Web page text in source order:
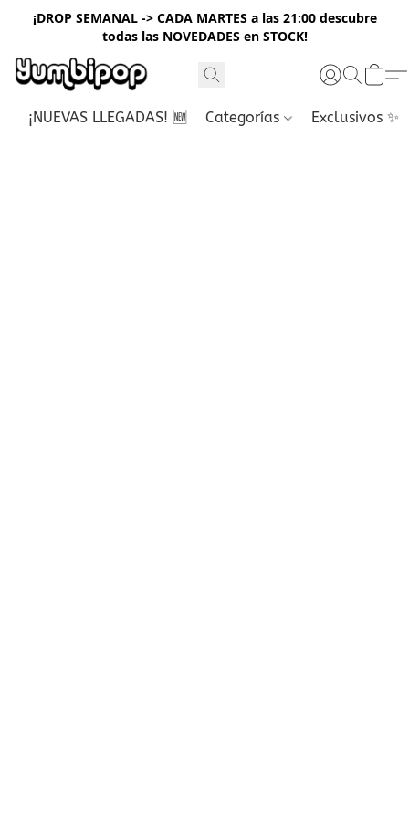
¡DROP SEMANAL -> CADA MARTES a las 21:00 descubre
todas las NOVEDADES en STOCK!
¡NUEVAS LLEGADAS! 🆕 Categorías Exclusivos ✨